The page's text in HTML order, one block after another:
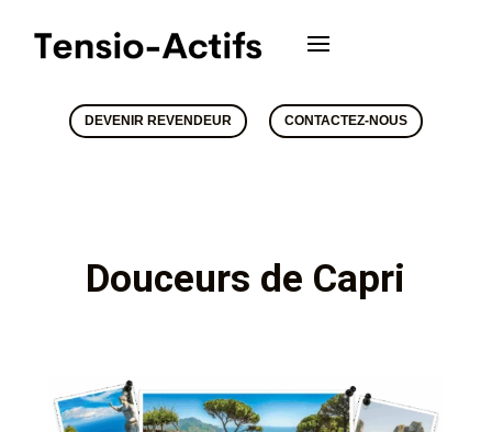
DEVENIR REVENDEUR CONTACTEZ-NOUS
Douceurs de Capri